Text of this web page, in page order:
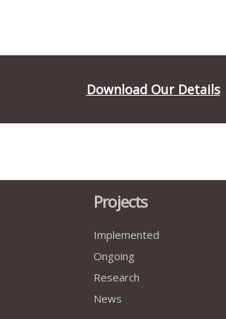
Download Our Details
Projects
Implemented
Ongoing
Research
News